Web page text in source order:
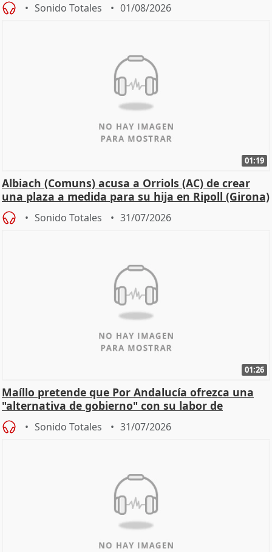
Sonido Totales 01/08/2026
01:19
Albiach (Comuns) acusa a Orriols (AC) de crear
una plaza a medida para su hija en Ripoll (Girona)
Sonido Totales 31/07/2026
01:26
Maíllo pretende que Por Andalucía ofrezca una
"alternativa de gobierno" con su labor de
oposición
Sonido Totales 31/07/2026